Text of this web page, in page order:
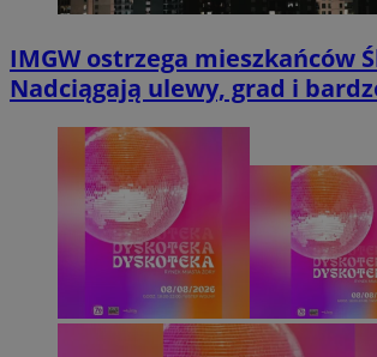
IMGW ostrzega mieszkańców
Nadciągają ulewy, grad i